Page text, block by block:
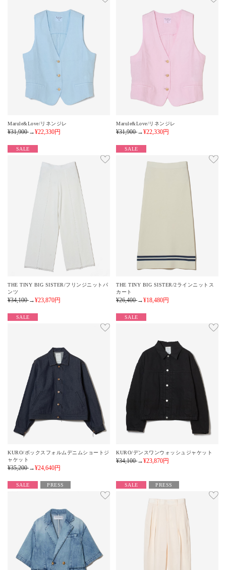
Marule&Love/リネンジレ
¥31,900→¥22,330円
Marule&Love/リネンジレ
¥31,900→¥22,330円
SALE
THE TINY BIG SISTER/フリンジニットパ
ンツ
¥34,100→¥23,870円
SALE
THE TINY BIG SISTER/2ラインニットス
カート
¥26,400→¥18,480円
SALE
KURO/ボックスフォルムデニムショートジ
ャケット
¥35,200→¥24,640円
SALE
KURO/デンスワンウォッシュジャケット
¥34,100→¥23,870円
SALE PRESS SALE PRESS